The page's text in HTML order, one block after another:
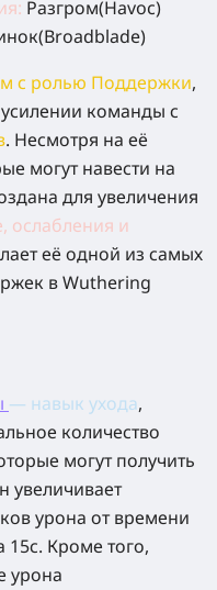
Разгром(Havoc)
с ролью Поддержки,
команды с
. Несмотря на её
могут навести на
для увеличения
, ослабления и
её одной из самых
в Wuthering
— навык ухода,
количество
могут получить
увеличивает
урона от времени
15с. Кроме того,
урона